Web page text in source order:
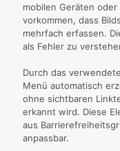
mobilen Geräten
vorkommen, dass
mehrfach erfassen.
als Fehler zu
Durch das
Menü automatisch
ohne sichtbaren
erkannt wird. Diese
aus
anpassbar.